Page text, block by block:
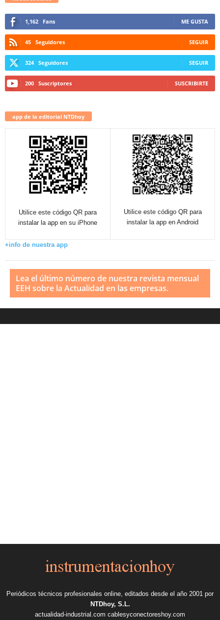
1,162 Fans ME GUSTA
45 Seguidores SEGUIR
324 Seguidores SEGUIR
200 Suscriptores SUSCRIBIRTE
app de la editorial NTDhoy
Utilice este código QR para
instalar la app en su iPhone
Utilice este código QR para
instalar la app en Android
+info de nuestra app
Lea el último número de nuestra revista mensual
EEH sobre la Actualidad en las empresas.
Periódicos técnicos profesionales online, editados desde el año 2001 por
NTDhoy, S.L.
actualidad-industrial.com cablesyconectoreshoy.com